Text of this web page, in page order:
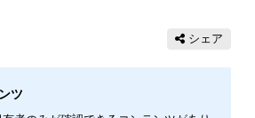
シェア
ツ